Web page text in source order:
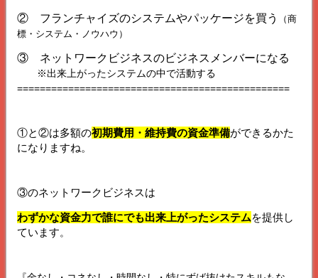
② フランチャイズのシステムやパッケージを買う
（商
標・システム・ノウハウ）
③ ネットワークビジネスのビジネスメンバーになる
※出来上がったシステムの中で活動する
================================================
①と②は多額の初期費用・維持費の資金準備ができるかた
になりますね。
③のネットワークビジネスは
わずかな資金力で誰にでも出来上がったシステムを提供し
ています。